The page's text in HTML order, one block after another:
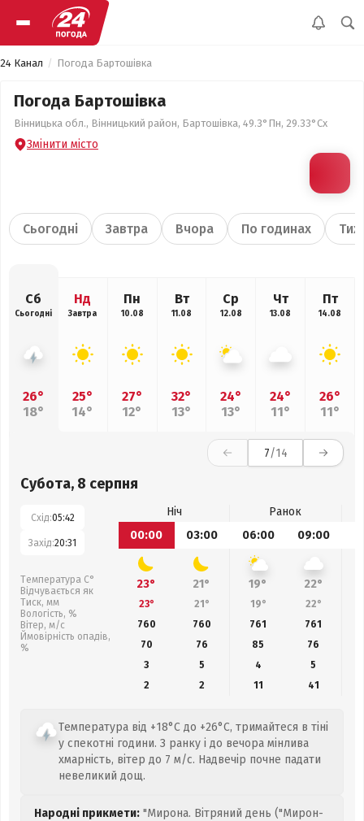
24 Канал Погода Бартошівка
Погода Бартошівка
Вінницька обл., Вінницький район, Бартошівка, 49.3°Пн, 29.33°Сх
Змінити місто
Сьогодні Завтра Вчора По годинах
Сб
Сьогодні
26°
18°
Нд
Завтра
25°
14°
Пн
10.08
27°
12°
Вт
11.08
32°
13°
Ср
12.08
24°
13°
Чт
13.08
24°
11°
Пт
14.08
26°
11°
7/14
Субота, 8 серпня
Схід:05:42
Захід:20:31
Температура С°
Відчувається як
Тиск, мм
Вологість, %
Вітер, м/с
Ймовірність опадів,
%
Ніч
Ранок
00:00
03:00 06:00 09:00
23° 21° 19° 22°
23° 21° 19° 22°
760
760 761 761
70
76 85 76
3
5 4
5
2
2 11 41
Температура від +18°C до +26°C, тримайтеся в тіні
у спекотні години. З ранку і до вечора мінлива
хмарність, вітер до 7 м/с. Надвечір почне падати
невеликий дощ.
Народні прикмети: "Мирона. Вітряний день ("Мирон-